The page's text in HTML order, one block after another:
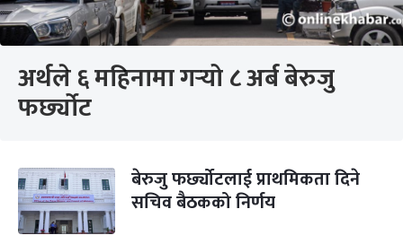
अर्थले ६ महिनामा गर्‍यो ८ अर्ब बेरुजु
फर्छ्योट
बेरुजु फर्छ्योटलाई प्राथमिकता दिने
सचिव बैठकको निर्णय